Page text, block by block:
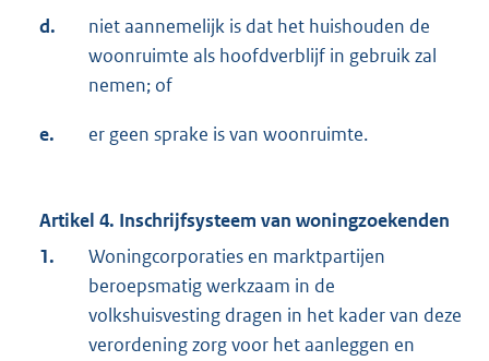
d.
niet aannemelijk is dat het huishouden de
woonruimte als hoofdverblijf in gebruik zal
nemen; of
e. er geen sprake is van woonruimte.
Artikel 4. Inschrijfsysteem van woningzoekenden
1.
Woningcorporaties en marktpartijen
beroepsmatig werkzaam in de
volkshuisvesting dragen in het kader van deze
verordening zorg voor het aanleggen en